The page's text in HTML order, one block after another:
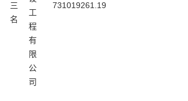
三
名
工
程
有
限
公
司
731019261.19